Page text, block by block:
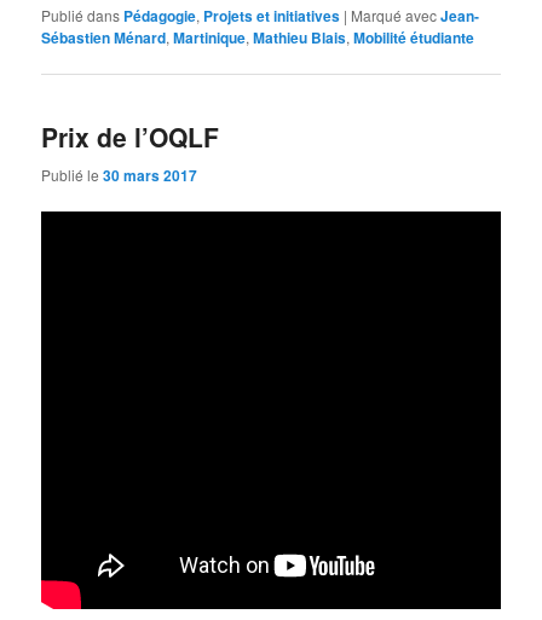
Publié dans Pédagogie, Projets et initiatives | Marqué avecJean-
Sébastien Ménard,Martinique,Mathieu Blais,Mobilité étudiante
Prix de l’OQLF
Publié le30 mars 2017